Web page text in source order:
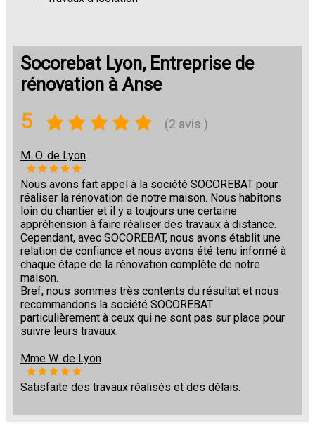
Socorebat Lyon, Entreprise de
rénovation à Anse
5 (2 avis )
M. O. de Lyon
Nous avons fait appel à la société SOCOREBAT pour
réaliser la rénovation de notre maison. Nous habitons
loin du chantier et il y a toujours une certaine
appréhension à faire réaliser des travaux à distance.
Cependant, avec SOCOREBAT, nous avons établit une
relation de confiance et nous avons été tenu informé à
chaque étape de la rénovation complète de notre
maison.
Bref, nous sommes très contents du résultat et nous
recommandons la société SOCOREBAT
particulièrement à ceux qui ne sont pas sur place pour
suivre leurs travaux.
Mme W. de Lyon
Satisfaite des travaux réalisés et des délais.